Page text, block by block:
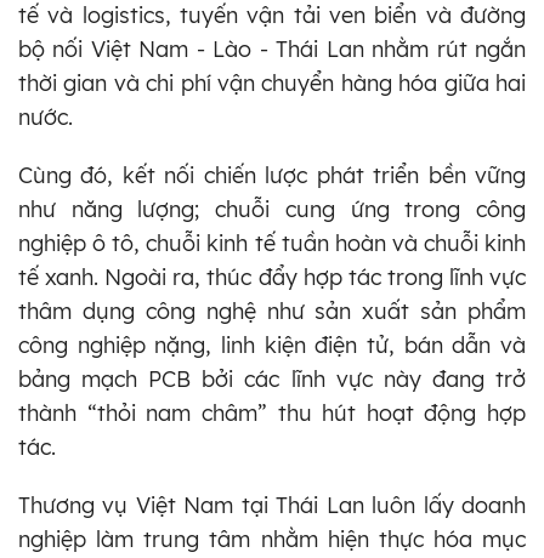
tế và logistics, tuyến vận tải ven biển và đường
bộ nối Việt Nam - Lào - Thái Lan nhằm rút ngắn
thời gian và chi phí vận chuyển hàng hóa giữa hai
nước.
Cùng đó, kết nối chiến lược phát triển bền vững
như năng lượng; chuỗi cung ứng trong công
nghiệp ô tô, chuỗi kinh tế tuần hoàn và chuỗi kinh
tế xanh. Ngoài ra, thúc đẩy hợp tác trong lĩnh vực
thâm dụng công nghệ như sản xuất sản phẩm
công nghiệp nặng, linh kiện điện tử, bán dẫn và
bảng mạch PCB bởi các lĩnh vực này đang trở
thành “thỏi nam châm” thu hút hoạt động hợp
tác.
Thương vụ Việt Nam tại Thái Lan luôn lấy doanh
nghiệp làm trung tâm nhằm hiện thực hóa mục